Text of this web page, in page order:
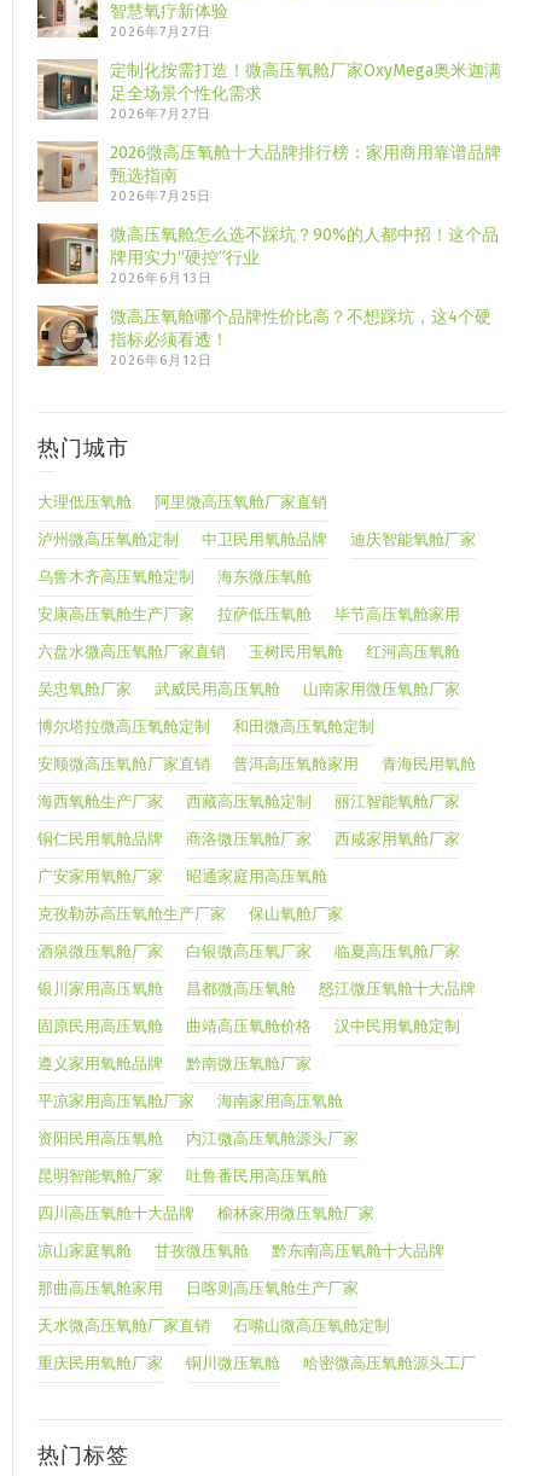
智慧氧疗新体验
2026年7月27日
定制化按需打造！微高压氧舱厂家OxyMega奥米迦满
足全场景个性化需求
2026年7月27日
2026微高压氧舱十大品牌排行榜：家用商用靠谱品牌
甄选指南
2026年7月25日
微高压氧舱怎么选不踩坑？90%的人都中招！这个品
牌用实力“硬控”行业
2026年6月13日
微高压氧舱哪个品牌性价比高？不想踩坑，这4个硬
指标必须看透！
2026年6月12日
热门城市
大理低压氧舱 阿里微高压氧舱厂家直销
泸州微高压氧舱定制 中卫民用氧舱品牌 迪庆智能氧舱厂家
乌鲁木齐高压氧舱定制 海东微压氧舱
安康高压氧舱生产厂家 拉萨低压氧舱 毕节高压氧舱家用
六盘水微高压氧舱厂家直销 玉树民用氧舱 红河高压氧舱
吴忠氧舱厂家 武威民用高压氧舱 山南家用微压氧舱厂家
博尔塔拉微高压氧舱定制 和田微高压氧舱定制
安顺微高压氧舱厂家直销 普洱高压氧舱家用 青海民用氧舱
海西氧舱生产厂家 西藏高压氧舱定制 丽江智能氧舱厂家
铜仁民用氧舱品牌 商洛微压氧舱厂家 西咸家用氧舱厂家
广安家用氧舱厂家 昭通家庭用高压氧舱
克孜勒苏高压氧舱生产厂家 保山氧舱厂家
酒泉微压氧舱厂家 白银微高压氧厂家 临夏高压氧舱厂家
银川家用高压氧舱 昌都微高压氧舱 怒江微压氧舱十大品牌
固原民用高压氧舱 曲靖高压氧舱价格 汉中民用氧舱定制
遵义家用氧舱品牌 黔南微压氧舱厂家
平凉家用高压氧舱厂家 海南家用高压氧舱
资阳民用高压氧舱 内江微高压氧舱源头厂家
昆明智能氧舱厂家 吐鲁番民用高压氧舱
四川高压氧舱十大品牌 榆林家用微压氧舱厂家
凉山家庭氧舱 甘孜微压氧舱 黔东南高压氧舱十大品牌
那曲高压氧舱家用 日喀则高压氧舱生产厂家
天水微高压氧舱厂家直销 石嘴山微高压氧舱定制
重庆民用氧舱厂家 铜川微压氧舱 哈密微高压氧舱源头工厂
热门标签